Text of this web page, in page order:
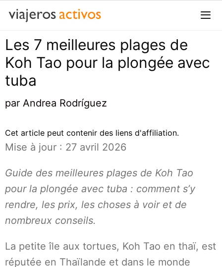
Passer
contenu
Les 7 meilleures plages de
Koh Tao pour la plongée avec
tuba
par Andrea Rodríguez
Cet article peut contenir des liens d'affiliation.
Mise à jour : 27 avril 2026
Guide des meilleures plages de Koh Tao
pour la plongée avec tuba : comment s’y
rendre, les prix, les choses à voir et de
nombreux conseils.
La petite île aux tortues, Koh Tao en thaï, est
réputée en Thaïlande et dans le monde